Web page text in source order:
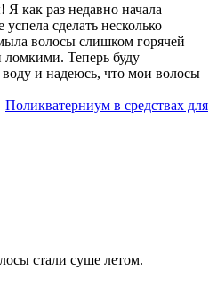
как раз недавно начала
сделать несколько
волосы слишком горячей
Теперь буду
воду и надеюсь, что мои волосы
Поликватерниум в средствах для
стали суше летом.